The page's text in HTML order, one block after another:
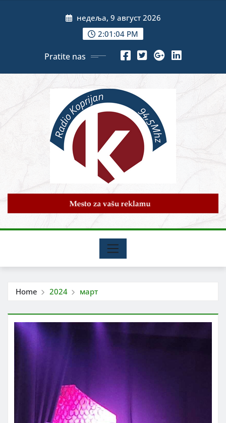
недеља, 9 август 2026
2:01:06 PM
Pratite nas
Home 2024 март